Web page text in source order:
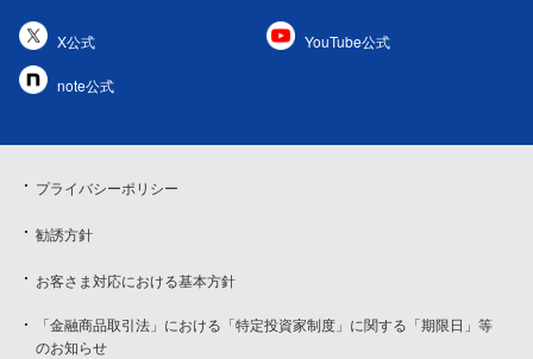
X公式 YouTube公式
note公式
プライバシーポリシー
勧誘方針
お客さま対応における基本方針
「金融商品取引法」における「特定投資家制度」に関する「期限日」等
のお知らせ